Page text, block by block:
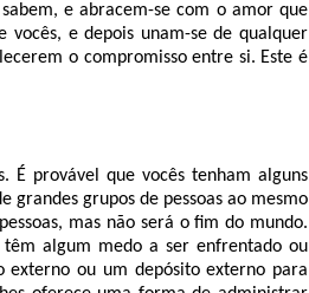
e abracem-se com o amor que
e depois unam-se de qualquer
o compromisso entre si. Este é
É provável que vocês tenham alguns
grandes grupos de pessoas ao mesmo
mas não será o fim do mundo.
têm algum medo a ser enfrentado ou
externo ou um depósito externo para